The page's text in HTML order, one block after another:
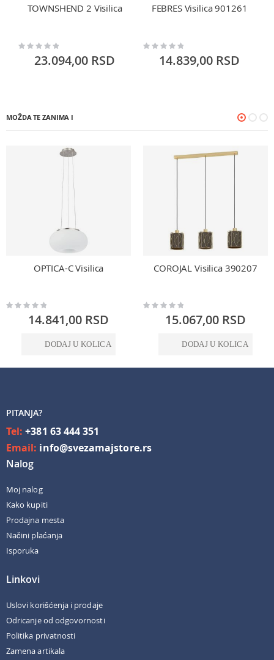
TOWNSHEND 2 Visilica
Rating:
23.094,00 RSD
FEBRES Visilica 901261
Rating:
14.839,00 RSD
MOŽDA TE ZANIMA I
OPTICA-C Visilica
Rating:
14.841,00 RSD
DODAJ U KOLICA
COROJAL Visilica 390207
Rating:
15.067,00 RSD
DODAJ U KOLICA
PITANJA?
Tel:+381 63 444 351
Email: info@svezamajstore.rs
Nalog
Moj nalog
Kako kupiti
Prodajna mesta
Načini plaćanja
Isporuka
Linkovi
Uslovi korišćenja i prodaje
Odricanje od odgovornosti
Politika privatnosti
Zamena artikala